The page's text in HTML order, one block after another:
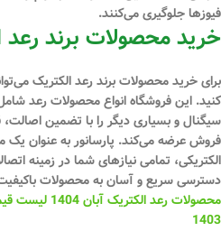
فیوزها جلوگیری می‌کنند.
خرید محصولات برند رعد
برای خرید محصولات برند رعد الکتریک
کنید. این فروشگاه انواع محصولات رعد
سیگنال و بسیاری دیگر را با تضمین
فروش عرضه می‌کند. پارسانور به عنوان یک
الکتریکی، تمامی نیازهای شما در زمینه
دسترسی سریع و آسان به محصولات
محصولات رعد الکتریک آبان 1404
لیست
1403